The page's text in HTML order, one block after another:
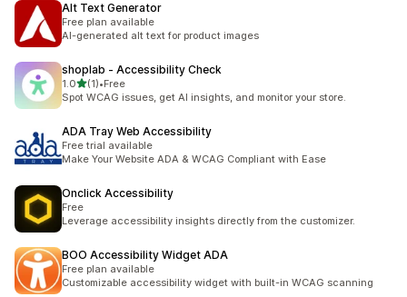
Alt Text Generator
Free plan available
AI-generated alt text for product images
shoplab ‑ Accessibility Check
1.0별 5개 중
(1)
총 리뷰 1개
•Free
Spot WCAG issues, get AI insights, and monitor your store.
ADA Tray Web Accessibility
Free trial available
Make Your Website ADA & WCAG Compliant with Ease
Onclick Accessibility
Free
Leverage accessibility insights directly from the customizer.
BOO Accessibility Widget ADA
Free plan available
Customizable accessibility widget with built-in WCAG scanning